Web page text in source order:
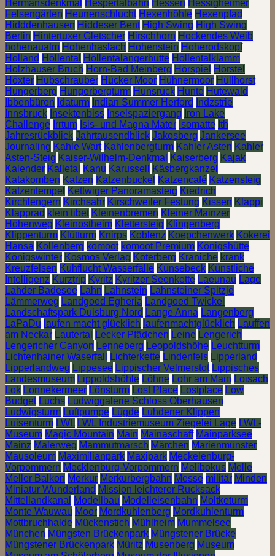
Hermansdenkmal
Hespertalbahn Hessen Hessigheimer
Felsengärten Heunenschlucht Hexenhöhle Hexenpfad
Hidddenhausen Hiddeser Bent High Swing High Swing
Berlin Hintertuxer Gletscher Hirschhorn Hockendes Weib
hohenaualm Hohenhaslach Hohenstein Hoherodskopf
Holland Höllental Höllentalangerhütte Höllentalklamm
Holzhauser Bruch Horn-Bad Meinberg Hörspiel Hörstel
Höxter Hubschrauber Hücker Moor Hühnermoor Hüllhorst
Hungerberg Hungerbergturm Hunsrück Hunte Hutewald
Ibbenbüren Idaturm Indian Summer Herford
Indzstrie
Innsbruck Insektenbiss Inselspaziergang Iron Lake
Challenge Irrtum Isis- und Magna Mater Isomatte Ith
Jahresrückblick Jahrtausendblick Jakosberg Jankersee
Journaling Kahle Wart Kahlenbergturm Kahler Asten Kahler
Asten-Steig Kaiser-Wilhelm-Denkmal Kaiserberg Kajak
Kalender Kalletal Kanu Karussell
Käsbergkanzel
Katakomben Katzen Katzenbuckel Katzencafé Katzensteig
Katzentempel Kettwiger Panoramasteig Kiedrich
Kirchlengern Kirchsahr Kirschweiler Festung Kissen Klappi
Klapprad klein tibet Kleinenbremen Kleiner Mainzer
Höhenweg Kleinostheim Klettersteig Klingenberg
Klippenturm Klütturm Knirps Koblenz Koepchenwerk Kokerei
Hansa Kollenberg komoot komoot Premium Königshütte
Königswinter Kosmos Verlag Köterberg Kraniche krank
Kreuzfelsen Kuhflucht Wasserfälle Künsebeck Künstliche
Intelligenz Kurztrip Kyritz Kyritzer Seenkette Laeunau Lage
Lahder Badesee Lahn Lahnstein Lahnsteiner Spitzje
Lämmerweg Landgoed Egheria Landgoed Twickel
Landschaftspark Duisburg Nord Lange Anna Langenberg
LaPaDu laufen macht glücklich laufenmachtglücklich Lauffen
am Neckar Lautertal Lecker Pfädchen Leine Lengerich
Lengericher Canyon Lenneberg Leopoldshöhe Leuchtturm
Lichtenhainer Waserfall
Lichterkette Lindenfels Lipperland
Lipperlandweg Lippesee Lippischer Velmerstot Lippisches
Landesmuseum Lippoldshöhle Löhne Lohr am Main Loisach
Lok Lonnekermeer Lönsturm Lost Place Lostplace Low
Budget Luchs Ludwiggalerie Schloss Oberhausen
Ludwigsturm Luftpumpe Lügde Luhdener Klippen
Luisenturm LWL LWL Industriemuseum Ziegelei Lage LWL-
Museum Magic Mountain Main Mainaschaff Mainparksee
Mainz Malerweg Mammutmarsch Märchen Marienmünster
Mausoleum Maximilianpark Maxipark Meckelenburg-
Vorpommern Mecklenburg-Vorpommern Melibokus Melle
Meller Balkon Merkur Merkurbergbahn Messe militär Minden
Miniatur Wunderland Mission leichterer Rucksack
Mittellandkanal
Modellbau Modelleisenbahn Moltketurm
Monte Wauwau Moor Mordkuhlenberg Mordkuhlenturm
Mottbruchhalde Mückenstich Mühlheim Mummelsee
München Müngsten Brückenpark Müngstener Brücke
Müngstener Brückenpark Müritz Musenberg Museum